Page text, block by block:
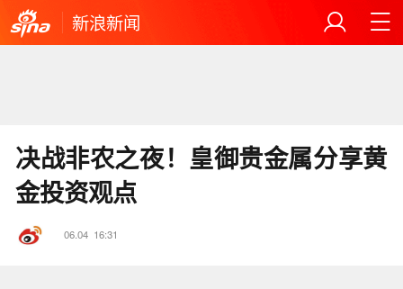
新浪新闻
决战非农之夜！皇御贵金属分享黄
金投资观点
06.04 16:31